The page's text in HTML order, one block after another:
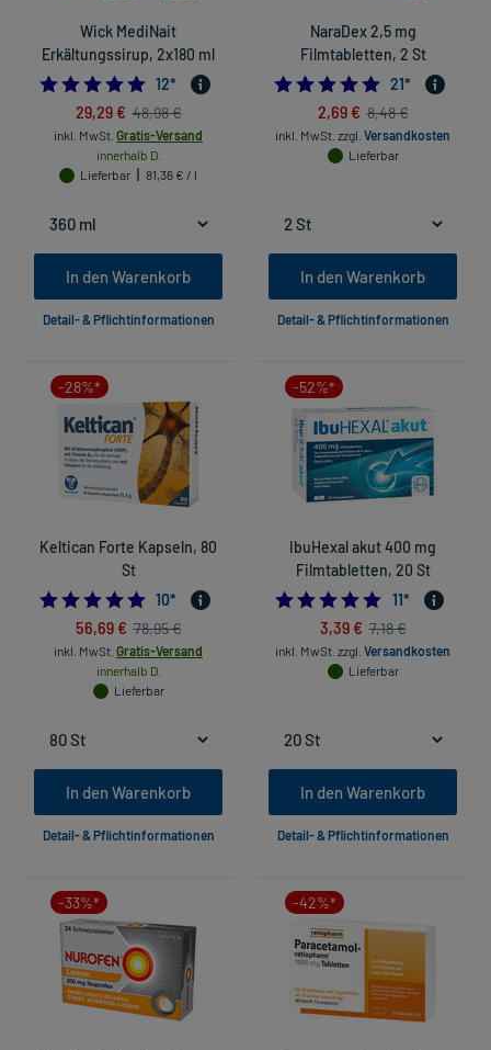
Wick MediNait
Erkältungssirup, 2x180 ml
4.916666666666667
12*
29,29 € 48,98 €
inkl. MwSt. Gratis-Versand
innerhalb D.
Lieferbar
81,36 € / l
In den Warenkorb
Detail- & Pflichtinformationen
NaraDex 2,5 mg
Filmtabletten, 2 St
21*
2,69 € 8,48 €
inkl. MwSt. zzgl. Versandkosten
Lieferbar
In den Warenkorb
Detail- & Pflichtinformationen
-28%*
Keltican Forte Kapseln, 80
St
4.9
10*
56,69 € 78,95 €
inkl. MwSt. Gratis-Versand
innerhalb D.
Lieferbar
In den Warenkorb
Detail- & Pflichtinformationen
-52%*
IbuHexal akut 400 mg
Filmtabletten, 20 St
11*
3,39 € 7,18 €
inkl. MwSt. zzgl. Versandkosten
Lieferbar
In den Warenkorb
Detail- & Pflichtinformationen
-33%* -42%*